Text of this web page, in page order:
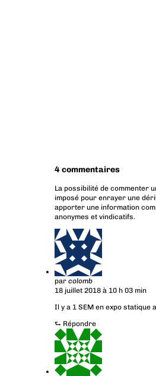
4 commentaires
La possibilité de commenter
imposé pour enrayer une
apporter une information
anonymes et vindicatifs.
par colomb
18 juillet 2018 à 10 h 03 min
Il y a 1 SEM en expo statique
⮑ Répondre